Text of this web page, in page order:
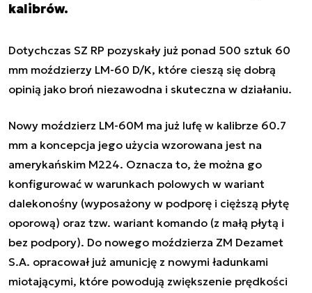
kalibrów.
Dotychczas SZ RP pozyskały już ponad 500 sztuk 60
mm moździerzy LM-60 D/K, które cieszą się dobrą
opinią jako broń niezawodna i skuteczna w działaniu.
Nowy moździerz LM-60M ma już lufę w kalibrze 60.7
mm a koncepcja jego użycia wzorowana jest na
amerykańskim M224. Oznacza to, że można go
konfigurować w warunkach polowych w wariant
dalekonośny (wyposażony w podporę i cięższą płytę
oporową) oraz tzw. wariant komando (z małą płytą i
bez podpory). Do nowego moździerza ZM Dezamet
S.A. opracował już amunicję z nowymi ładunkami
miotającymi, które powodują zwiększenie prędkości